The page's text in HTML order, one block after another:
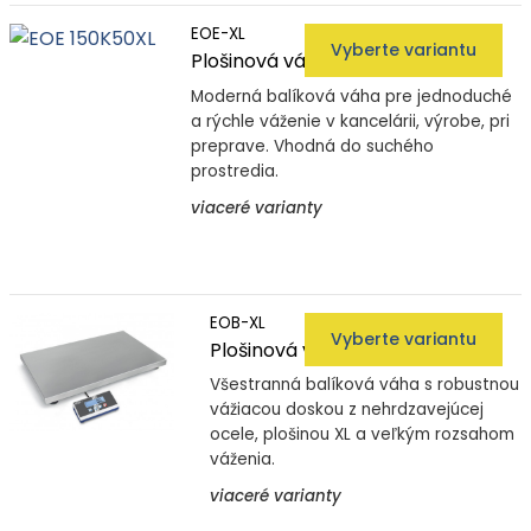
EOE-XL
Plošinová váha EOE-XL
Moderná balíková váha pre jednoduché
a rýchle váženie v kancelárii, výrobe, pri
preprave. Vhodná do suchého
prostredia.
viaceré varianty
Vyberte variantu
EOB-XL
Plošinová váha EOB-XL
Všestranná balíková váha s robustnou
vážiacou doskou z nehrdzavejúcej
ocele, plošinou XL a veľkým rozsahom
váženia.
viaceré varianty
Vyberte variantu